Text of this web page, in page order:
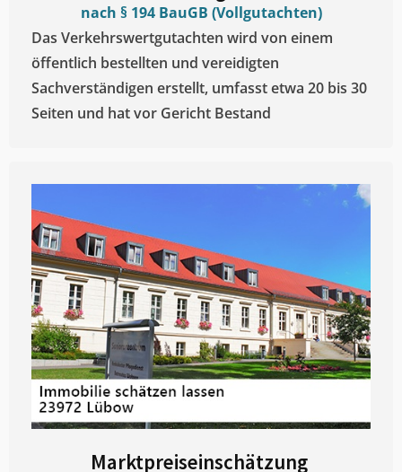
nach § 194 BauGB (Vollgutachten)
Das Verkehrswertgutachten wird von einem
öffentlich bestellten und vereidigten
Sachverständigen erstellt, umfasst etwa 20 bis 30
Seiten und hat vor Gericht Bestand
Marktpreiseinschätzung ​